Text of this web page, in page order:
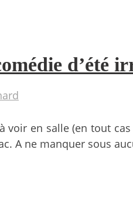
d’été
en salle (en tout
A ne manquer sous